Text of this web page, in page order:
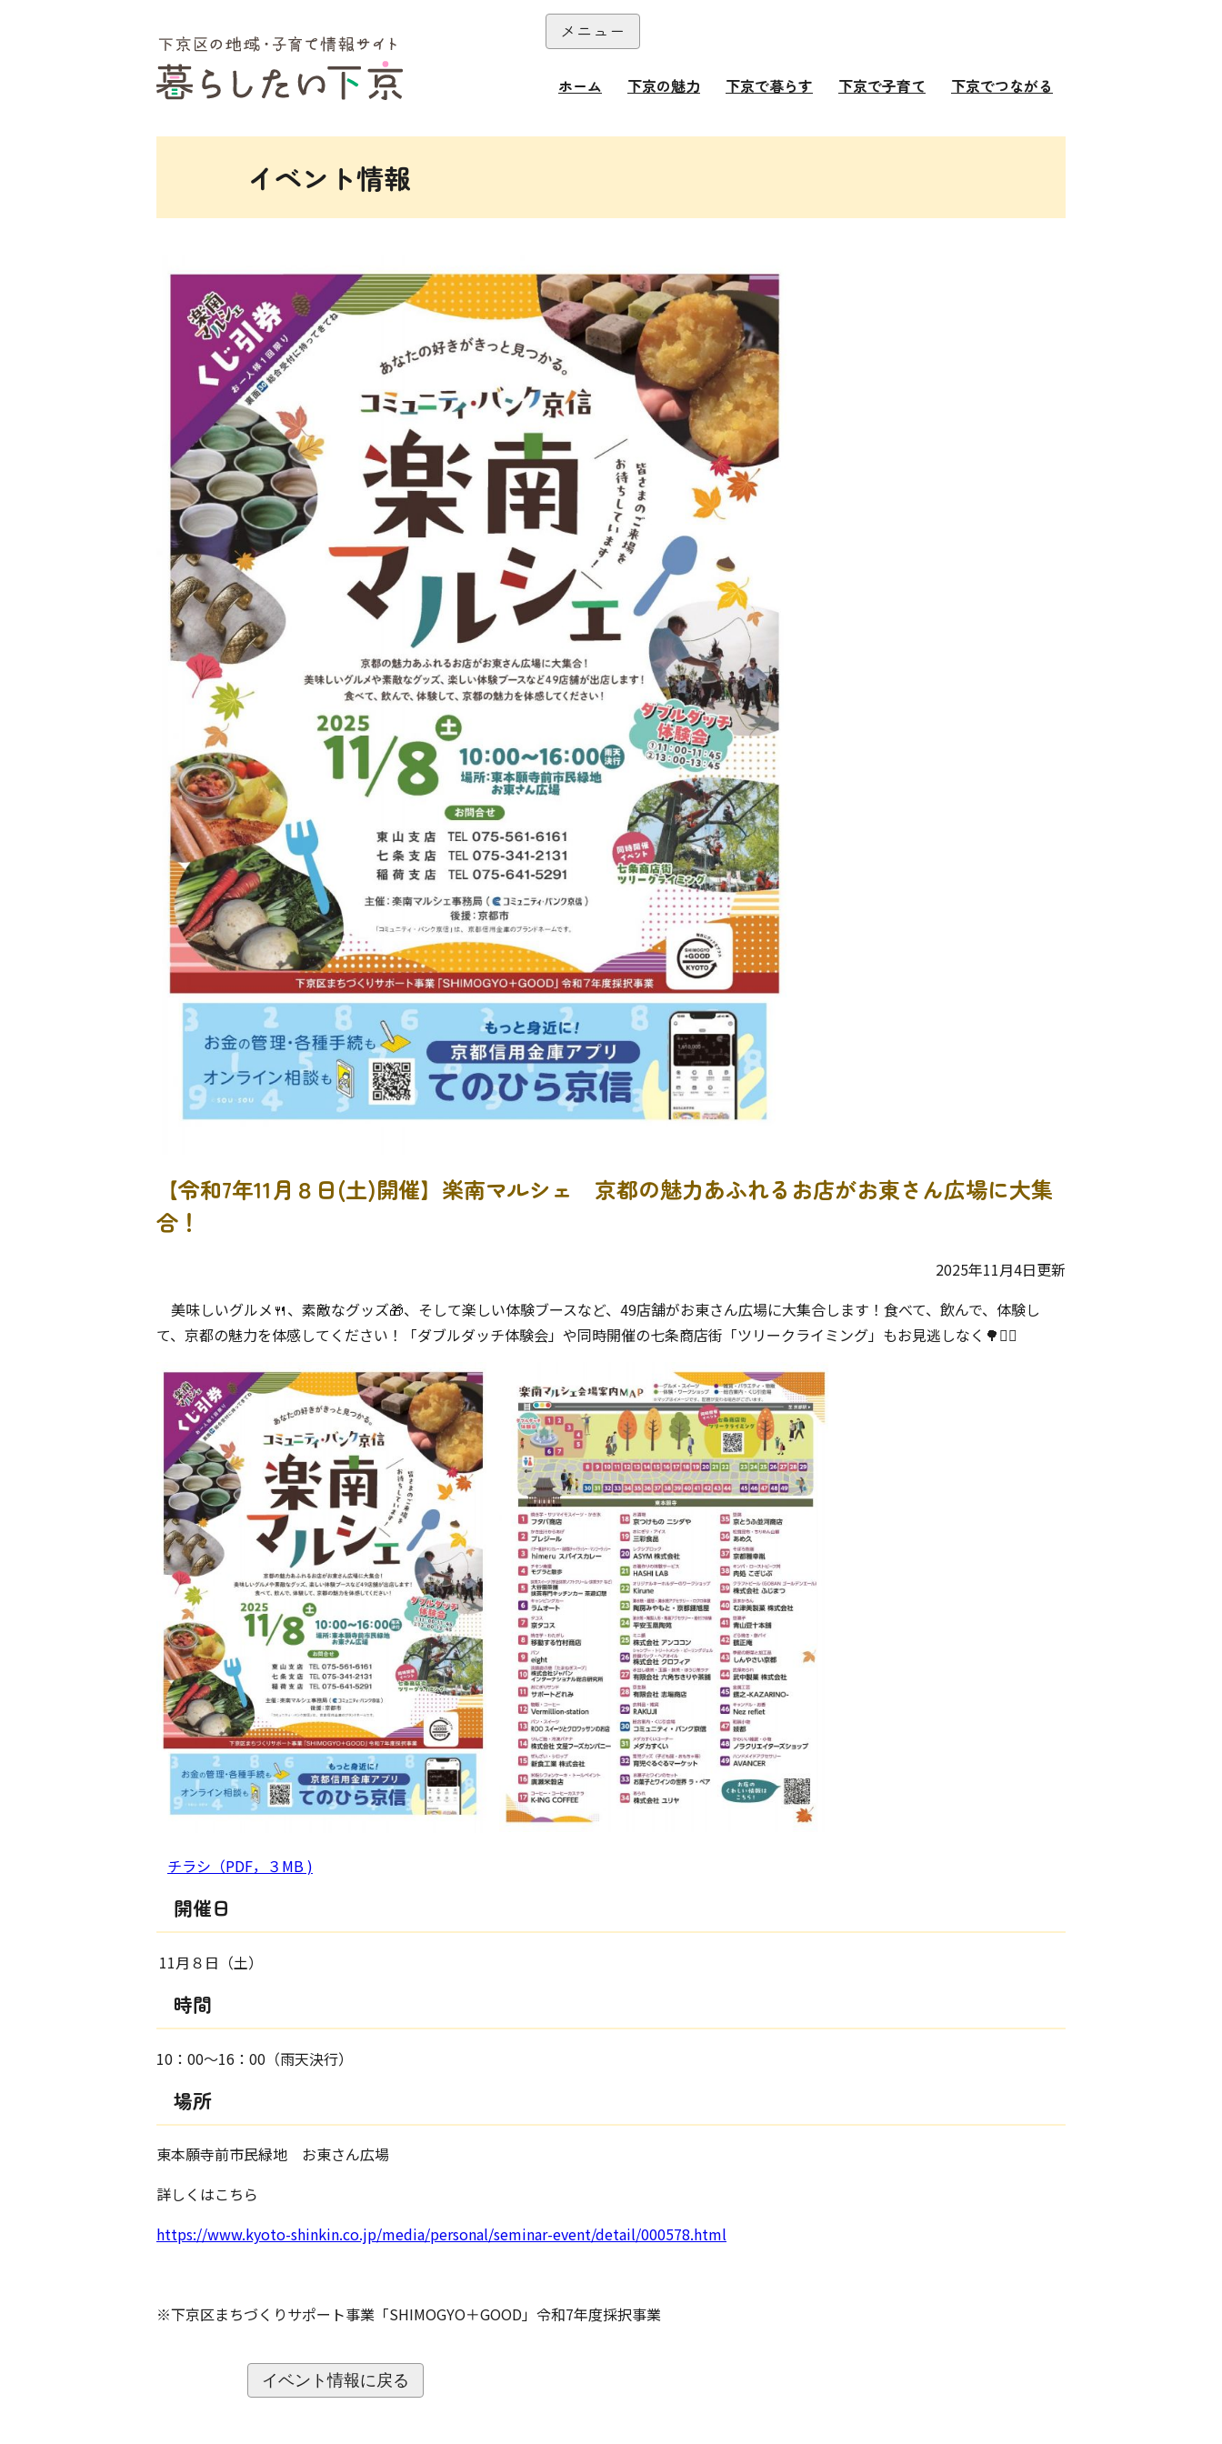
本文へ
メニュー
ホーム 下京の魅力 下京で暮らす 下京で子育て 下京でつながる
イベント情報
【令和7年11月８日(土)開催】楽南マルシェ 京都の魅力あふれるお店がお東さん広場に大集
合！
2025年11月4日更新
美味しいグルメ🍴、素敵なグッズ🎁、そして楽しい体験ブースなど、49店舗がお東さん広場に大集合します！食べて、飲んで、体験し
て、京都の魅力を体感してください！「ダブルダッチ体験会」や同時開催の七条商店街「ツリークライミング」もお見逃しなく🌳🤸‍♀️
チラシ（PDF，３MB )
開催日
11月８日（土）
時間
10：00～16：00（雨天決行）
場所
東本願寺前市民緑地 お東さん広場
詳しくはこちら
https://www.kyoto-shinkin.co.jp/media/personal/seminar-event/detail/000578.html
※下京区まちづくりサポート事業「SHIMOGYO＋GOOD」令和7年度採択事業
イベント情報に戻る